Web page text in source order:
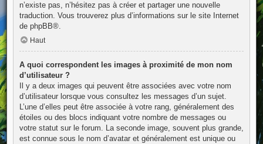
n’existe pas, n’hésitez pas à créer et partager une nouvelle
traduction. Vous trouverez plus d’informations sur le site Internet
de phpBB®.
Haut
A quoi correspondent les images à proximité de mon nom
d’utilisateur ?
Il y a deux images qui peuvent être associées avec votre nom
d’utilisateur lorsque vous consultez les messages d’un sujet.
L’une d’elles peut être associée à votre rang, généralement des
étoiles ou des blocs indiquant votre nombre de messages ou
votre statut sur le forum. La seconde image, souvent plus grande,
est connue sous le nom d’avatar et généralement est unique ou